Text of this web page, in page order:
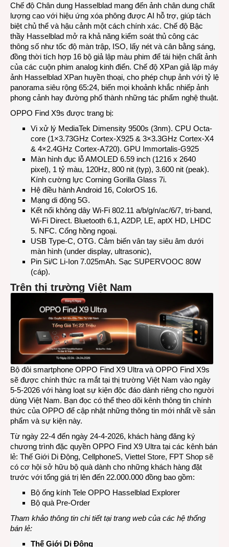
Chế độ Chân dung Hasselblad mang đến ảnh chân dung chất
lượng cao với hiệu ứng xóa phông được AI hỗ trợ, giúp tách
biệt chủ thể và hậu cảnh một cách chính xác. Chế độ Bậc
thầy Hasselblad mở ra khả năng kiểm soát thủ công các
thông số như tốc độ màn trập, ISO, lấy nét và cân bằng sáng,
đồng thời tích hợp 16 bộ giả lập màu phim để tái hiện chất ảnh
của các cuộn phim analog kinh điển. Chế độ XPan giả lập máy
ảnh Hasselblad XPan huyền thoại, cho phép chụp ảnh với tỷ lệ
panorama siêu rộng 65:24, biến mọi khoảnh khắc nhiếp ảnh
phong cảnh hay đường phố thành những tác phẩm nghệ thuật.
OPPO Find X9s được trang bị:
Vi xử lý MediaTek Dimensity 9500s (3nm). CPU Octa-
core (1×3.73GHz Cortex-X925 & 3×3.3GHz Cortex-X4
& 4×2.4GHz Cortex-A720). GPU Immortalis-G925
Màn hình đục lỗ AMOLED 6.59 inch (1216 x 2640
pixel), 1 tỷ màu, 120Hz, 800 nit (typ), 3.600 nit (peak).
Kính cường lực Corning Gorilla Glass 7i.
Hệ điều hành Android 16, ColorOS 16.
Mạng di động 5G.
Kết nối không dây Wi-Fi 802.11 a/b/g/n/ac/6/7, tri-band,
Wi-Fi Direct. Bluetooth 6.1, A2DP, LE, aptX HD, LHDC
5. NFC. Cổng hồng ngoại.
USB Type-C, OTG. Cảm biến vân tay siêu âm dưới
màn hình (under display, ultrasonic),
Pin Si/C Li-Ion 7.025mAh. Sạc SUPERVOOC 80W
(cáp).
Trên thị trường Việt Nam
Bộ đôi smartphone OPPO Find X9 Ultra và OPPO Find X9s
sẽ được chính thức ra mắt tại thị trường Việt Nam vào ngày
5-5-2026 với hàng loạt sự kiện độc đáo dành riêng cho người
dùng Việt Nam. Bạn đọc có thể theo dõi kênh thông tin chính
thức của OPPO để cập nhật những thông tin mới nhất về sản
phẩm và sự kiện này.
Từ ngày 22-4 đến ngày 24-4-2026, khách hàng đăng ký
chương trình đặc quyền OPPO Find X9 Ultra tại các kênh bán
lẻ: Thế Giới Di Động, CellphoneS, Viettel Store, FPT Shop sẽ
có cơ hội sở hữu bộ quà dành cho những khách hàng đặt
trước với tổng giá trị lên đến 22.000.000 đồng bao gồm:
Bộ ống kính Tele OPPO Hasselblad Explorer
Bộ quà Pre-Order
Tham khảo thông tin chi tiết tại trang web của các hệ thống
bán lẻ:
Thế Giới Di Động